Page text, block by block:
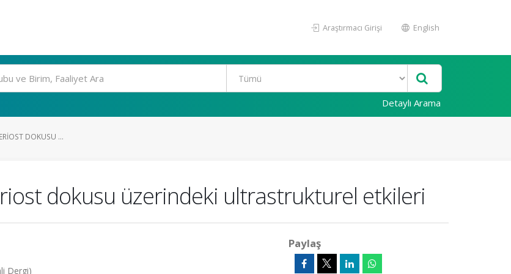
Araştırmacı Girişi English
Detaylı Arama
DOKUSU ...
dokusu üzerindeki ultrastrukturel etkileri
Dergi)
Paylaş